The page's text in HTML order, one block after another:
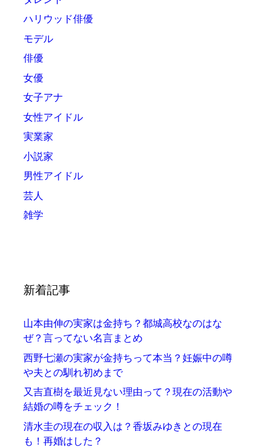
ハリウッド俳優
モデル
俳優
女優
女子アナ
女性アイドル
実業家
小説家
男性アイドル
芸人
雑学
新着記事
山本由伸の実家は金持ち？都城高校なのはな
ぜ？言ってない名言まとめ
西野七瀬の実家が金持ちって本当？妊娠中の噂
や夫との馴れ初めまで
又吉直樹を最近見ない理由って？現在の活動や
結婚の噂をチェック！
清水圭の現在の収入は？香坂みゆきとの現在
も！再婚はした？